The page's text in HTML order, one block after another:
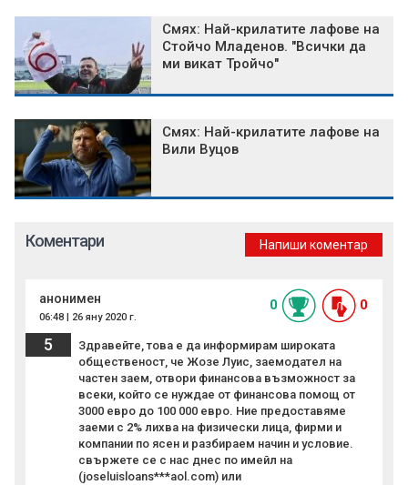
Смях: Най-крилатите лафове на
Стойчо Младенов. "Всички да
ми викат Тройчо"
Смях: Най-крилатите лафове на
Вили Вуцов
Коментари Напиши коментар
анонимен
06:48 | 26 яну 2020 г.
0 0
5
Здравейте, това е да информирам широката
общественост, че Жозе Луис, заемодател на
частен заем, отвори финансова възможност за
всеки, който се нуждае от финансова помощ от
3000 евро до 100 000 евро. Ние предоставяме
заеми с 2% лихва на физически лица, фирми и
компании по ясен и разбираем начин и условие.
свържете се с нас днес по имейл на
(joseluisloans***aol.com) или